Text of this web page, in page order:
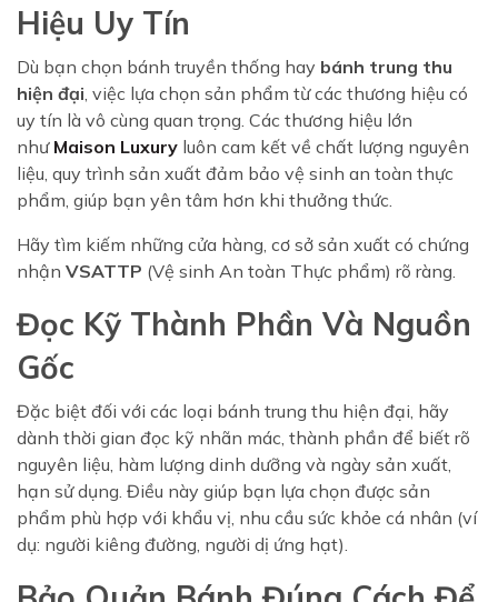
Hiệu Uy Tín
Dù bạn chọn bánh truyền thống hay bánh trung thu
hiện đại, việc lựa chọn sản phẩm từ các thương hiệu có
uy tín là vô cùng quan trọng. Các thương hiệu lớn
như Maison Luxury luôn cam kết về chất lượng nguyên
liệu, quy trình sản xuất đảm bảo vệ sinh an toàn thực
phẩm, giúp bạn yên tâm hơn khi thưởng thức.
Hãy tìm kiếm những cửa hàng, cơ sở sản xuất có chứng
nhận VSATTP (Vệ sinh An toàn Thực phẩm) rõ ràng.
Đọc Kỹ Thành Phần Và Nguồn
Gốc
Đặc biệt đối với các loại bánh trung thu hiện đại, hãy
dành thời gian đọc kỹ nhãn mác, thành phần để biết rõ
nguyên liệu, hàm lượng dinh dưỡng và ngày sản xuất,
hạn sử dụng. Điều này giúp bạn lựa chọn được sản
phẩm phù hợp với khẩu vị, nhu cầu sức khỏe cá nhân (ví
dụ: người kiêng đường, người dị ứng hạt).